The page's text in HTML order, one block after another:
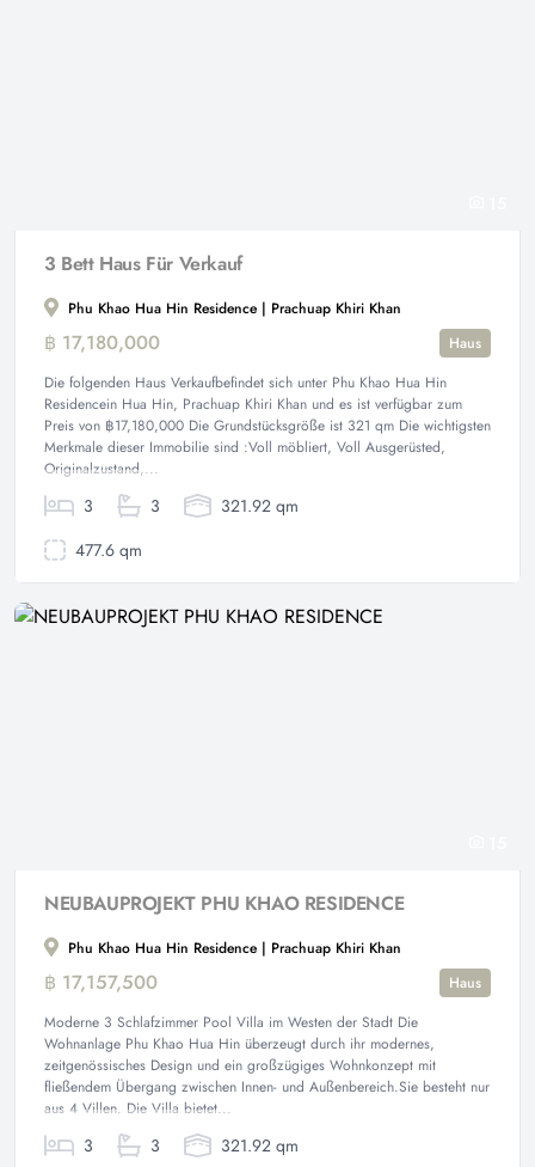
3 Bett Haus Für Verkauf
Phu Khao Hua Hin Residence | Prachuap Khiri Khan
฿ 17,180,000
Haus
Die folgenden Haus Verkaufbefindet sich unter Phu Khao Hua Hin
Residencein Hua Hin, Prachuap Khiri Khan und es ist verfügbar zum
Preis von ฿17,180,000 Die Grundstücksgröße ist 321 qm Die wichtigsten
Merkmale dieser Immobilie sind :Voll möbliert, Voll Ausgerüsted,
Originalzustand,...
3 3
321.92 qm
477.6 qm
NEUBAUPROJEKT PHU KHAO RESIDENCE
Phu Khao Hua Hin Residence | Prachuap Khiri Khan
฿ 17,157,500
Haus
Moderne 3 Schlafzimmer Pool Villa im Westen der Stadt Die
Wohnanlage Phu Khao Hua Hin überzeugt durch ihr modernes,
zeitgenössisches Design und ein großzügiges Wohnkonzept mit
fließendem Übergang zwischen Innen- und Außenbereich.Sie besteht nur
aus 4 Villen. Die Villa bietet...
3 3
321.92 qm